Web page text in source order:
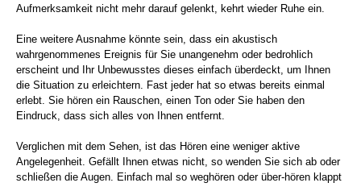
Aufmerksamkeit nicht mehr darauf gelenkt, kehrt wieder Ruhe ein.
Eine weitere Ausnahme könnte sein, dass ein akustisch
wahrgenommenes Ereignis für Sie unangenehm oder bedrohlich
erscheint und Ihr Unbewusstes dieses einfach überdeckt, um Ihnen
die Situation zu erleichtern. Fast jeder hat so etwas bereits einmal
erlebt. Sie hören ein Rauschen, einen Ton oder Sie haben den
Eindruck, dass sich alles von Ihnen entfernt.
Verglichen mit dem Sehen, ist das Hören eine weniger aktive
Angelegenheit. Gefällt Ihnen etwas nicht, so wenden Sie sich ab oder
schließen die Augen. Einfach mal so weghören oder über-hören klappt